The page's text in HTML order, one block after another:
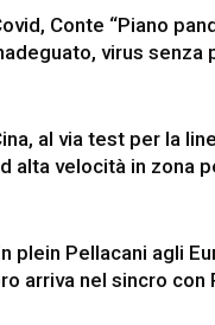
Conte “Piano
virus senza
al via test per la
alta velocità in zona
plein Pellacani agli
arriva nel sincro con